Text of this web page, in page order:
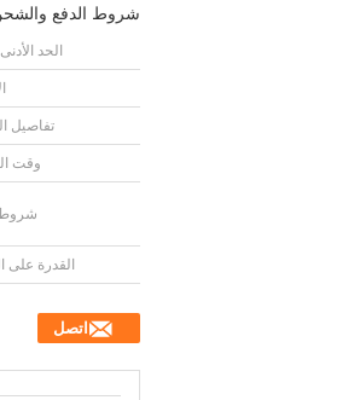
شروط الدفع
الحد
تفاصيل
وقت
شروط
القدرة
اتصل